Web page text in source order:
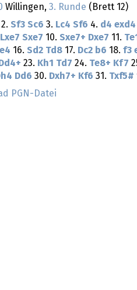
Willingen, 3. Runde (Brett 12)
2. Sf3 Sc6 3. Lc4 Sf6 4. d4 exd4
Lxe7 Sxe7 10. Sxe7+ Dxe7 11. Te1
16. Sd2 Td8 17. Dc2 b6 18. f3
Dd4+ 23. Kh1 Td7 24. Te8+ Kf7
Dd6 30. Dxh7+ Kf6 31. Txf5#
PGN-Datei